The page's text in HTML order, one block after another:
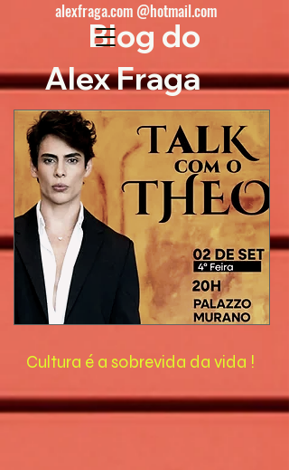
Cultura é a sobrevida da vida !
Blog do
Alex Fraga
alexfraga.com @hotmail.com